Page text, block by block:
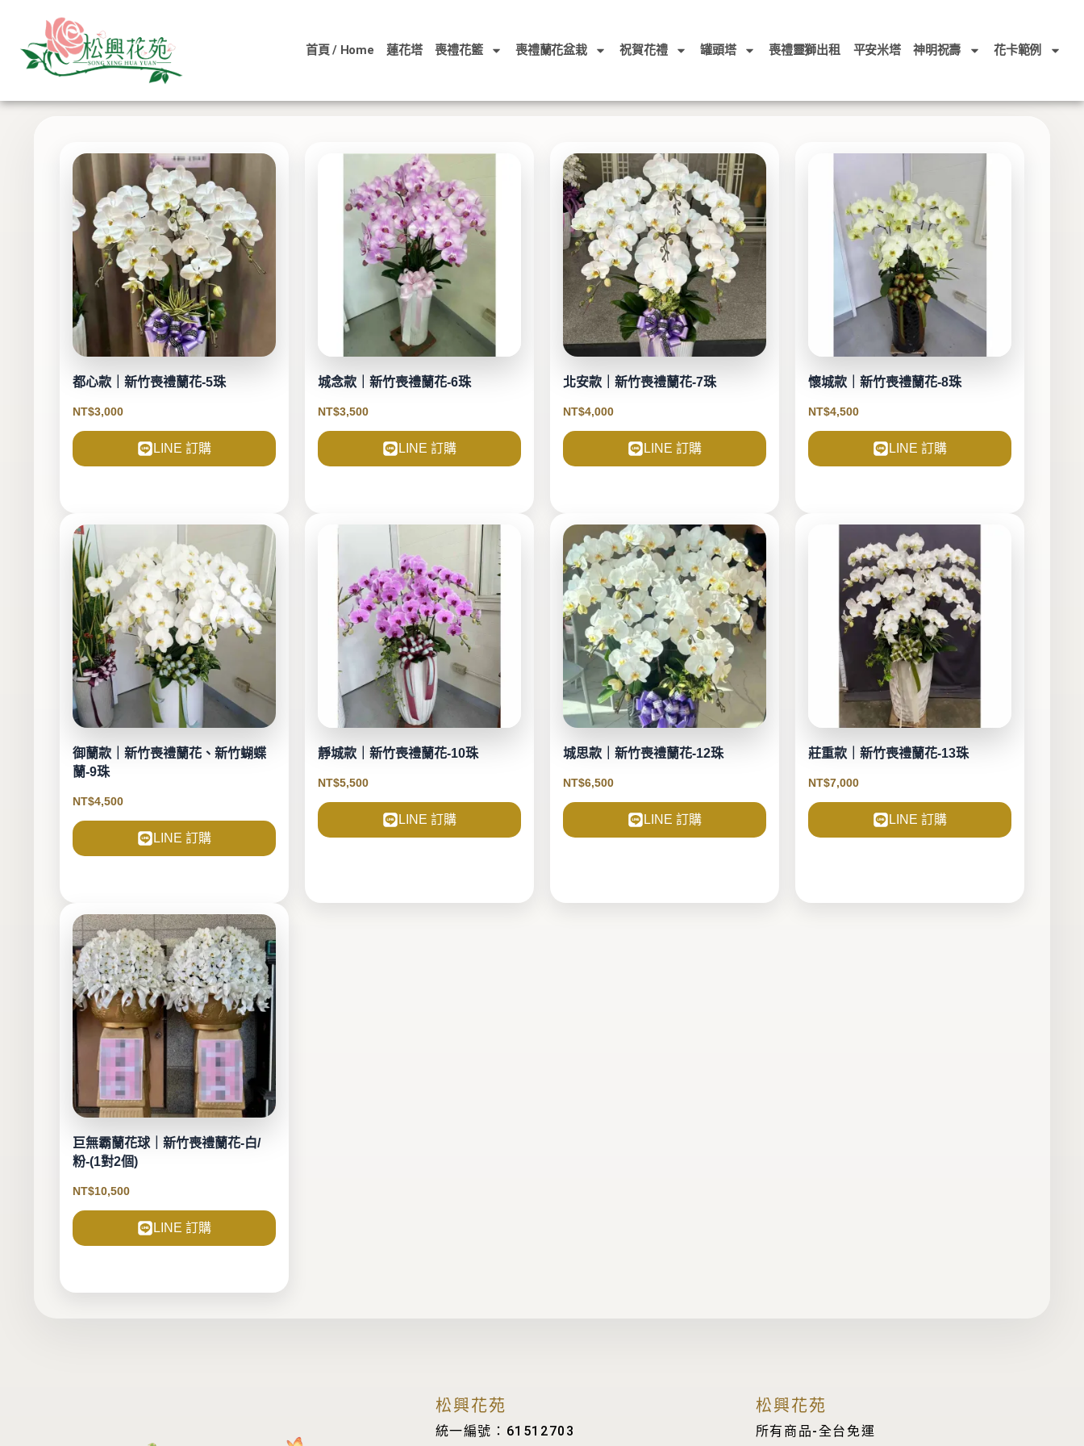
首頁 / Home 蓮花塔 喪禮花籃 喪禮蘭花盆栽 祝賀花禮 罐頭塔 喪禮靈獅出租 平安米塔 神明祝壽 花卡範例
顯示所有 9 筆結果
排
序：
低
至
都心款｜新竹喪禮蘭花-5珠
NT$3,000
LINE 訂購
城念款｜新竹喪禮蘭花-6珠
NT$3,500
LINE 訂購
北安款｜新竹喪禮蘭花-7珠
NT$4,000
LINE 訂購
懷城款｜新竹喪禮蘭花-8珠
NT$4,500
LINE 訂購
御蘭款｜新竹喪禮蘭花、新竹蝴蝶
蘭-9珠
NT$4,500
LINE 訂購
靜城款｜新竹喪禮蘭花-10珠
NT$5,500
LINE 訂購
城思款｜新竹喪禮蘭花-12珠
NT$6,500
LINE 訂購
莊重款｜新竹喪禮蘭花-13珠
NT$7,000
LINE 訂購
巨無霸蘭花球｜新竹喪禮蘭花-白/
粉-(1對2個)
NT$10,500
LINE 訂購
松興花苑
統一編號：61512703
松興花苑
所有商品-全台免運